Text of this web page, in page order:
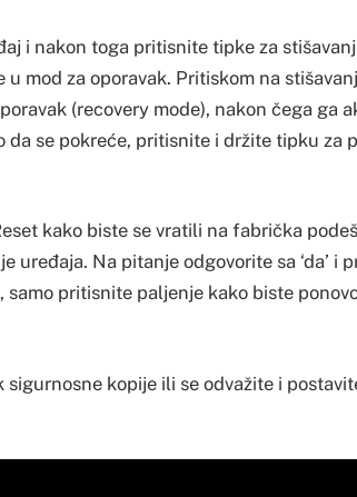
i nakon toga pritisnite tipke za
mod za oporavak. Pritiskom na
(recovery mode), nakon čega ga
da se pokreće, pritisnite i držite tipku za
kako biste se vratili na fabrička
Na pitanje odgovorite sa ‘da’ i
samo pritisnite paljenje kako biste
sigurnosne kopije ili se odvažite i